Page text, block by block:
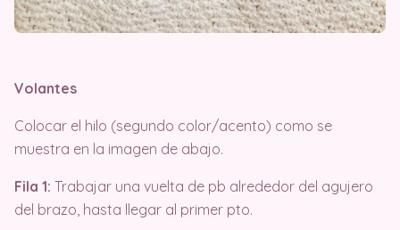
Volantes
Colocar el hilo (segundo color/acento) como se
muestra en la imagen de abajo.
Fila 1: Trabajar una vuelta de pb alrededor del agujero
del brazo, hasta llegar al primer pto.